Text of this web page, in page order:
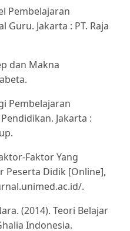
Pembelajaran
Jakarta : PT. Raja
dan Makna
Pembelajaran
Jakarta :
Faktor Yang
Peserta Didik [Online],
.
(2014). Teori Belajar
Indonesia.